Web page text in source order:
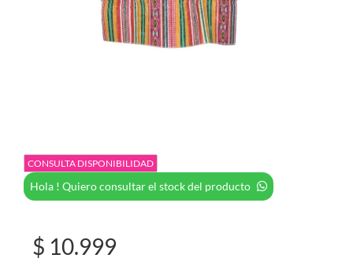
CONSULTA DISPONIBILIDAD
Hola ! Quiero consultar el stock del producto
$ 10.999